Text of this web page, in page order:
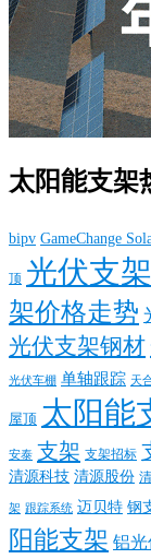
太阳能支架
bipv GameChange
顶 光伏支架
架价格走势
光伏支架钢材
光伏车棚 单轴跟踪 天
屋顶 太阳能
安泰 支架 支架招标
清源科技 清源股份
架 跟踪系统 迈贝特 钢
阳能支架 铝